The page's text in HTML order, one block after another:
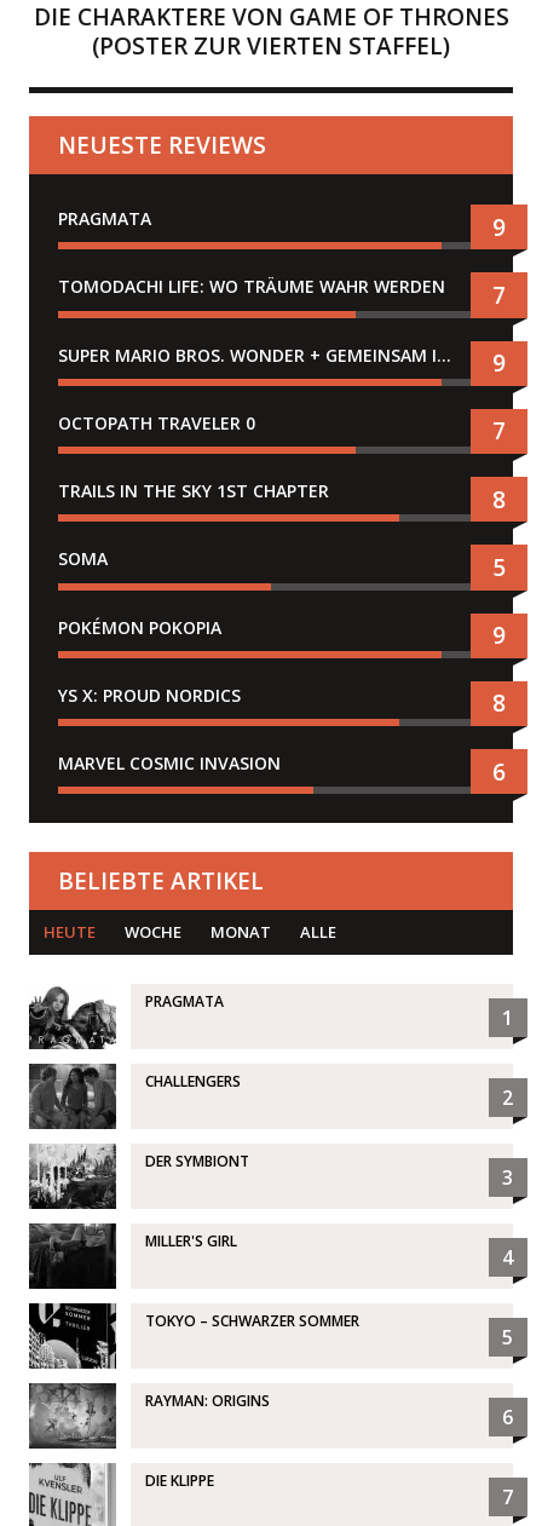
DIE CHARAKTERE VON GAME OF THRONES
(POSTER ZUR VIERTEN STAFFEL)
NEUESTE REVIEWS
PRAGMATA 9
TOMODACHI LIFE: WO TRÄUME WAHR WERDEN 7
SUPER MARIO BROS. WONDER + GEMEINSAM IM BELLABEL-PARK 9
OCTOPATH TRAVELER 0 7
TRAILS IN THE SKY 1ST CHAPTER 8
SOMA 5
POKÉMON POKOPIA 9
YS X: PROUD NORDICS 8
MARVEL COSMIC INVASION 6
BELIEBTE ARTIKEL
HEUTE WOCHE MONAT ALLE
PRAGMATA
1
CHALLENGERS
2
DER SYMBIONT
3
MILLER'S GIRL
4
TOKYO – SCHWARZER SOMMER
5
RAYMAN: ORIGINS
6
DIE KLIPPE
7